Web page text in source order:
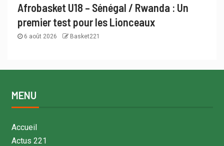
Afrobasket U18 – Sénégal / Rwanda : Un
premier test pour les Lionceaux
6 août 2026 Basket221
MENU
Accueil
Actus 221